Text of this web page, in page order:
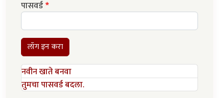
पासवर्ड
लॉग इन करा
नवीन खाते बनवा
तुमचा पासवर्ड बदला.